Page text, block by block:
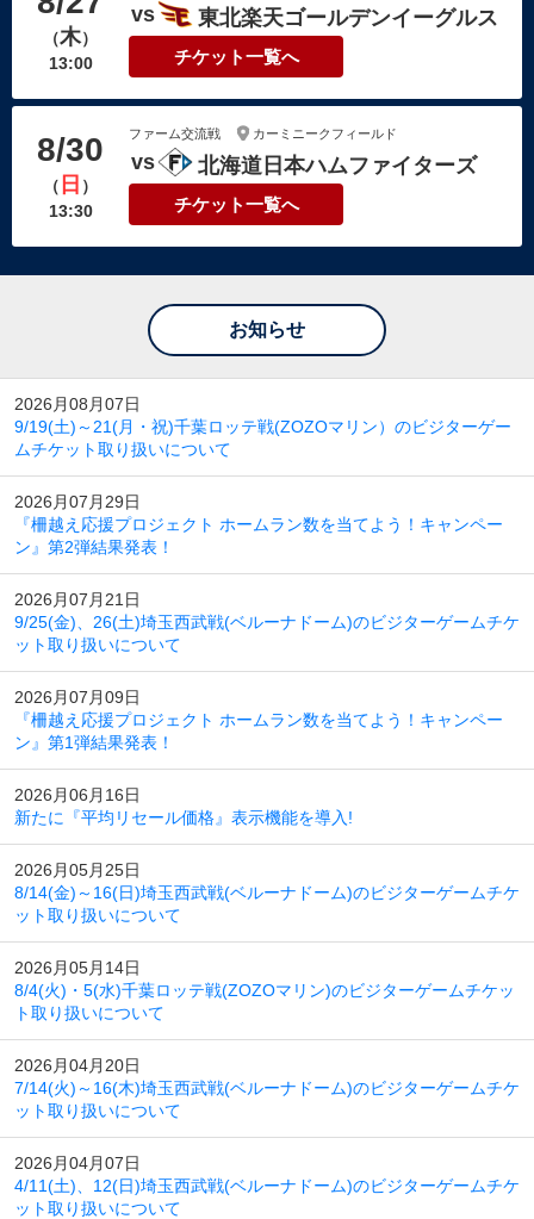
（木）
13:00
東北楽天ゴールデンイーグルス
チケット一覧へ
8/30
（ 日 ）
13:30
ファーム交流戦 カーミニークフィールド
北海道日本ハムファイターズ
チケット一覧へ
お知らせ
2026月08月07日
9/19(土)～21(月・祝)千葉ロッテ戦(ZOZOマリン）のビジターゲー
ムチケット取り扱いについて
2026月07月29日
『柵越え応援プロジェクト ホームラン数を当てよう！キャンペー
ン』第2弾結果発表！
2026月07月21日
9/25(金)、26(土)埼玉西武戦(ベルーナドーム)のビジターゲームチケ
ット取り扱いについて
2026月07月09日
『柵越え応援プロジェクト ホームラン数を当てよう！キャンペー
ン』第1弾結果発表！
2026月06月16日
新たに『平均リセール価格』表示機能を導入!
2026月05月25日
8/14(金)～16(日)埼玉西武戦(ベルーナドーム)のビジターゲームチケ
ット取り扱いについて
2026月05月14日
8/4(火)・5(水)千葉ロッテ戦(ZOZOマリン)のビジターゲームチケッ
ト取り扱いについて
2026月04月20日
7/14(火)～16(木)埼玉西武戦(ベルーナドーム)のビジターゲームチケ
ット取り扱いについて
2026月04月07日
4/11(土)、12(日)埼玉西武戦(ベルーナドーム)のビジターゲームチケ
ット取り扱いについて